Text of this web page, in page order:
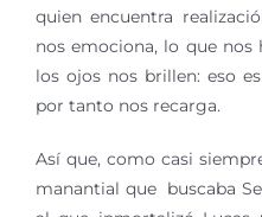
quien encuentra
nos emociona, lo que nos
los ojos nos brillen: eso
por tanto nos recarga.
Así que, como casi
manantial que buscaba